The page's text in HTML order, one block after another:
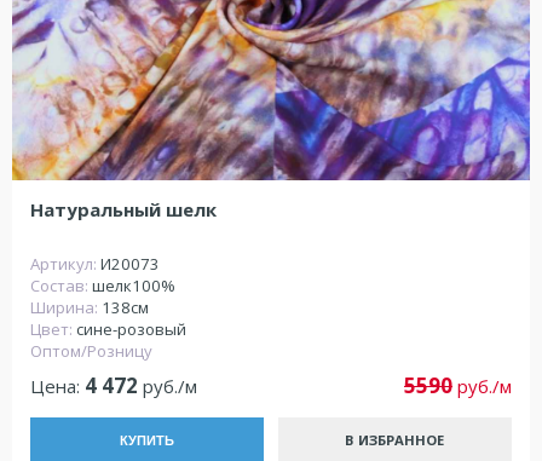
Натуральный шелк
Артикул: И20073
Состав: шелк100%
Ширина: 138см
Цвет: сине-розовый
Оптом/Розницу
Цена: 4 472 руб./м 5590 руб./м
КУПИТЬ В ИЗБРАННОЕ